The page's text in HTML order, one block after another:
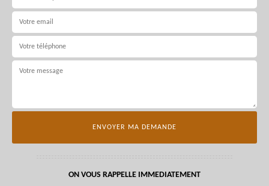
ON VOUS RAPPELLE IMMEDIATEMENT